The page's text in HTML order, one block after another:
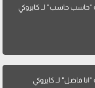
"حاسب حاسب" لــ كايروكي
فاضل" لــ كايروكي